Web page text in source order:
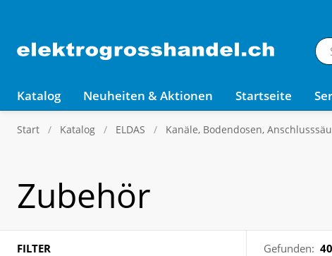
Katalog Neuheiten & Aktionen Startseite
Start Katalog ELDAS Kanäle, Bodendosen,
Zubehör
FILTER Gefunden: 40